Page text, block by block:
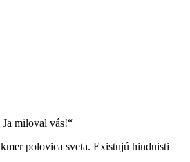
miloval vás!“
polovica sveta. Existujú hinduisti